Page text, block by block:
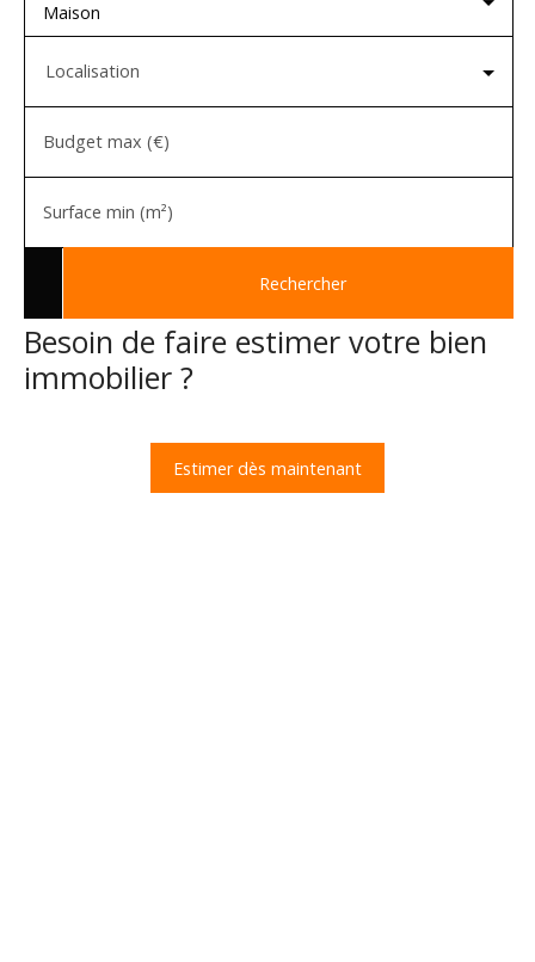
Maison
Localisation
Budget max (€)
Surface min (m²)
Rechercher
Besoin de faire estimer votre bien
immobilier ?
Estimer dès maintenant